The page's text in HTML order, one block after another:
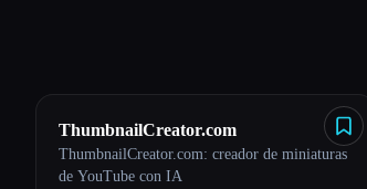
ThumbnailCreator.com
ThumbnailCreator.com: creador de miniaturas
de YouTube con IA